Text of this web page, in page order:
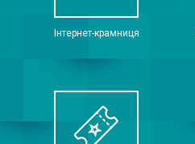
Інтернет-крамниця